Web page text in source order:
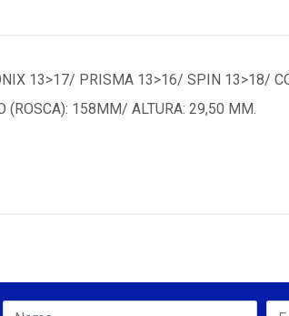
13>17/ PRISMA 13>16/ SPIN 13>18/
(ROSCA): 158MM/ ALTURA: 29,50 MM.